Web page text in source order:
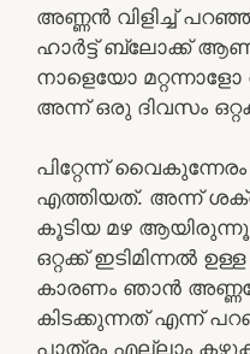
അണ്ണൻ വിളിച്ച്
ഹാർട്ട് ബ്ലോക്ക്
നാളെയോ
അന്ന് ഒരു ദിവസം
പിറ്റേന്ന്
എത്തിയത്. അന്ന്
കൂടിയ മഴ
ഒറ്റക്ക് ഇടിമിന്നൽ
കാരണം ഞാൻ
കിടക്കുന്നത് എന്ന്
പാത്രം എല്ലാം